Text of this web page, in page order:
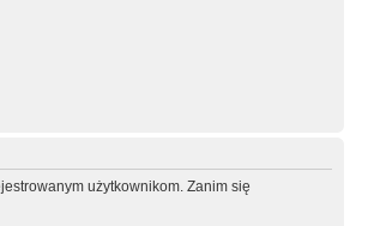
użytkownikom. Zanim się